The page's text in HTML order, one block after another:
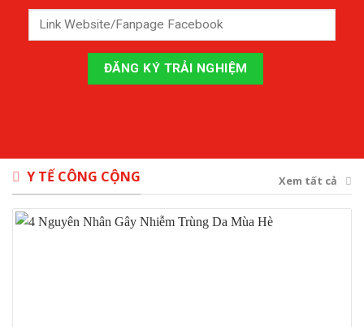
Y TẾ CÔNG CỘNG Xem tất cả